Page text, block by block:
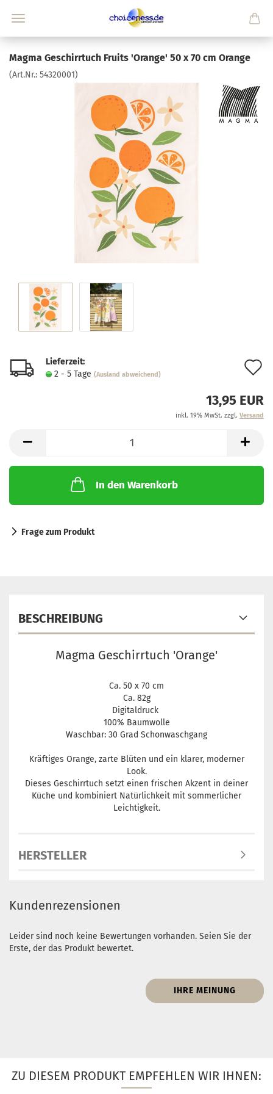
Magma Geschirrtuch Fruits 'Orange' 50 x 70 cm Orange
(Art.Nr.: 54320001)
Lieferzeit:
2 - 5 Tage (Ausland abweichend)
13,95 EUR
inkl. 19% MwSt. zzgl. Versand
In den Warenkorb
Frage zum Produkt
BESCHREIBUNG
Magma Geschirrtuch 'Orange'
Ca. 50 x 70 cm
Ca. 82g
Digitaldruck
100% Baumwolle
Waschbar: 30 Grad Schonwaschgang
Kräftiges Orange, zarte Blüten und ein klarer, moderner
Look.
Dieses Geschirrtuch setzt einen frischen Akzent in deiner
Küche und kombiniert Natürlichkeit mit sommerlicher
Leichtigkeit.
HERSTELLER
Kundenrezensionen
Leider sind noch keine Bewertungen vorhanden. Seien Sie der
Erste, der das Produkt bewertet.
IHRE MEINUNG
ZU DIESEM PRODUKT EMPFEHLEN WIR IHNEN: